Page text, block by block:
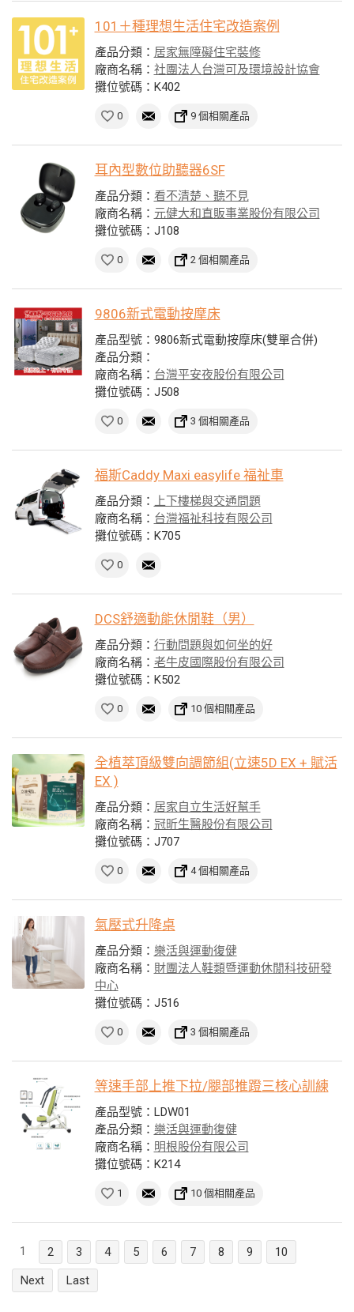
101＋種理想生活住宅改造案例
產品分類： 居家無障礙住宅裝修
廠商名稱： 社團法人台灣可及環境設計協會
攤位號碼：K402
0 9 個相關產品
耳內型數位助聽器6SF
產品分類： 看不清楚、聽不見
廠商名稱： 元健大和直販事業股份有限公司
攤位號碼：J108
0 2 個相關產品
9806新式電動按摩床
產品型號：9806新式電動按摩床(雙單合併)
產品分類：
廠商名稱： 台灣平安夜股份有限公司
攤位號碼：J508
0 3 個相關產品
福斯Caddy Maxi easylife 福祉車
產品分類：
上下樓梯與交通問題
廠商名稱： 台灣福祉科技有限公司
攤位號碼：K705
0
DCS舒適動能休閒鞋（男）
產品分類： 行動問題與如何坐的好
廠商名稱： 老牛皮國際股份有限公司
攤位號碼：K502
0 10 個相關產品
全植萃頂級雙向調節組(立速5D EX + 賦活
EX )
產品分類： 居家自立生活好幫手
廠商名稱： 冠昕生醫股份有限公司
攤位號碼：J707
0 4 個相關產品
氣壓式升降桌
產品分類： 樂活與運動復健
廠商名稱： 財團法人鞋類暨運動休閒科技研發
中心
攤位號碼：J516
0 3 個相關產品
等速手部上推下拉/腿部推蹬三核心訓練
產品型號：LDW01
產品分類： 樂活與運動復健
廠商名稱： 明根股份有限公司
攤位號碼：K214
1 10 個相關產品
1 2 3 4 5 6 7 8 9
10
Next
Last